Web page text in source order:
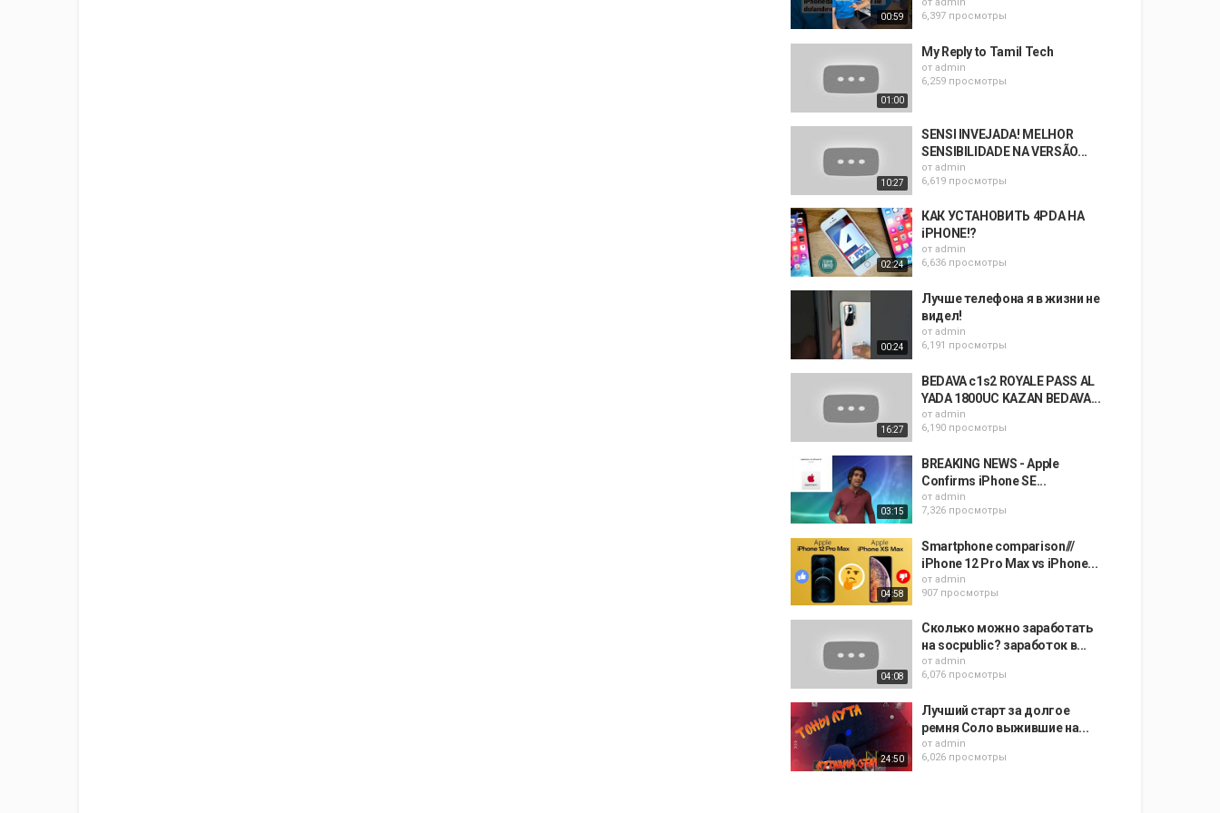
00:59
6,397 просмотры
01:00
My Reply to Tamil Tech
от admin
6,259 просмотры
10:27
SENSI INVEJADA! MELHOR
SENSIBILIDADE NA VERSÃO...
от admin
6,619 просмотры
02:24
КАК УСТАНОВИТЬ 4PDA НА
iPHONE!?
от admin
6,636 просмотры
00:24
Лучше телефона я в жизни не
видел!
от admin
6,191 просмотры
16:27
BEDAVA c1s2 ROYALE PASS AL
YADA 1800UC KAZAN BEDAVA...
от admin
6,190 просмотры
03:15
BREAKING NEWS - Apple
Confirms iPhone SE...
от admin
7,326 просмотры
04:58
Smartphone comparison///
iPhone 12 Pro Max vs iPhone...
от admin
907 просмотры
04:08
Сколько можно заработать
на socpublic? заработок в...
от admin
6,076 просмотры
24:50
Лучший старт за долгое
ремня Соло выжившие на...
от admin
6,026 просмотры